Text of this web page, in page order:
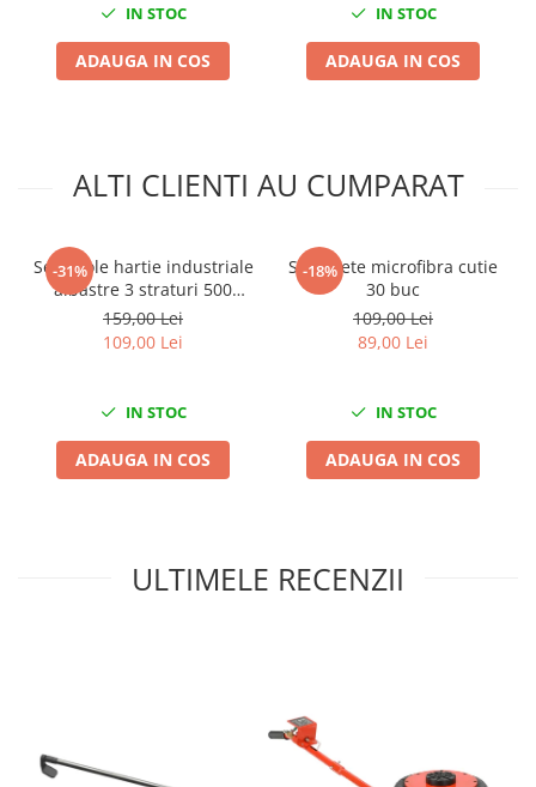
Land Rover
Mazda
Renault
Rover
Universale
Volkswagen
Scule Pneumatice
Furtune Aer Comprimat
IN STOC
ADAUGA IN COS
IN STOC
ADAUGA IN COS
ALTI CLIENTI AU CUMPARAT
-31%
Set 2 role hartie industriale
albastre 3 straturi 500
portii,170M/rola 34x22cm
Mega Blue
159,00 Lei
109,00 Lei
IN STOC
ADAUGA IN COS
-18%
Set lavete microfibra cutie
30 buc
109,00 Lei
89,00 Lei
IN STOC
ADAUGA IN COS
ULTIMELE RECENZII